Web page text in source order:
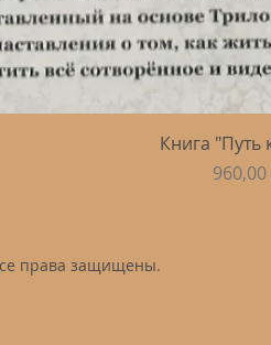
Быстрый
Книга
Цена
960,00
права защищены.